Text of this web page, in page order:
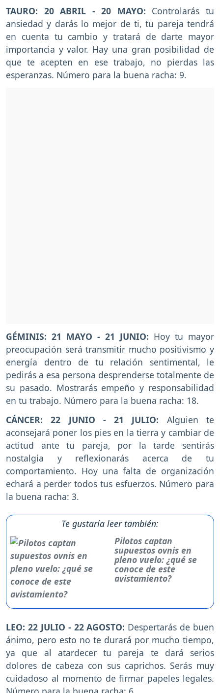
TAURO: 20 ABRIL - 20 MAYO: Controlarás tu
ansiedad y darás lo mejor de ti, tu pareja tendrá
en cuenta tu cambio y tratará de darte mayor
importancia y valor. Hay una gran posibilidad de
que te acepten en ese trabajo, no pierdas las
esperanzas. Número para la buena racha: 9.
GÉMINIS: 21 MAYO - 21 JUNIO: Hoy tu mayor
preocupación será transmitir mucho positivismo y
energía dentro de tu relación sentimental, le
pedirás a esa persona desprenderse totalmente de
su pasado. Mostrarás empeño y responsabilidad
en tu trabajo. Número para la buena racha: 18.
CÁNCER: 22 JUNIO - 21 JULIO: Alguien te
aconsejará poner los pies en la tierra y cambiar de
actitud ante tu pareja, por la tarde sentirás
nostalgia y reflexionarás acerca de tu
comportamiento. Hoy una falta de organización
echará a perder todos tus esfuerzos. Número para
la buena racha: 3.
Te gustaría leer también:
Pilotos captan
supuestos ovnis en
pleno vuelo: ¿qué se
conoce de este
avistamiento?
LEO: 22 JULIO - 22 AGOSTO: Despertarás de buen
ánimo, pero esto no te durará por mucho tiempo,
ya que al atardecer tu pareja te dará serios
dolores de cabeza con sus caprichos. Serás muy
cuidadoso al momento de firmar papeles legales.